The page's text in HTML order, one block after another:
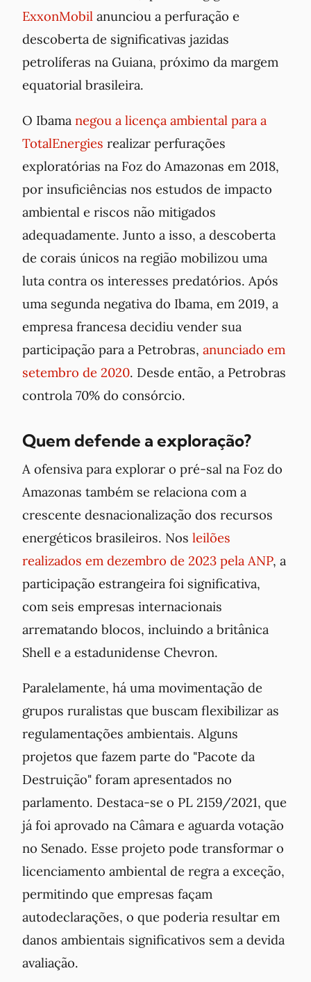
ExxonMobil anunciou a perfuração e
descoberta de significativas jazidas
petrolíferas na Guiana, próximo da margem
equatorial brasileira.
O Ibama negou a licença ambiental para a
TotalEnergies realizar perfurações
exploratórias na Foz do Amazonas em 2018,
por insuficiências nos estudos de impacto
ambiental e riscos não mitigados
adequadamente. Junto a isso, a descoberta
de corais únicos na região mobilizou uma
luta contra os interesses predatórios. Após
uma segunda negativa do Ibama, em 2019, a
empresa francesa decidiu vender sua
participação para a Petrobras, anunciado em
setembro de 2020. Desde então, a Petrobras
controla 70% do consórcio.
Quem defende a exploração?
A ofensiva para explorar o pré-sal na Foz do
Amazonas também se relaciona com a
crescente desnacionalização dos recursos
energéticos brasileiros. Nos leilões
realizados em dezembro de 2023 pela ANP, a
participação estrangeira foi significativa,
com seis empresas internacionais
arrematando blocos, incluindo a britânica
Shell e a estadunidense Chevron.
Paralelamente, há uma movimentação de
grupos ruralistas que buscam flexibilizar as
regulamentações ambientais. Alguns
projetos que fazem parte do "Pacote da
Destruição" foram apresentados no
parlamento. Destaca-se o PL 2159/2021, que
já foi aprovado na Câmara e aguarda votação
no Senado. Esse projeto pode transformar o
licenciamento ambiental de regra a exceção,
permitindo que empresas façam
autodeclarações, o que poderia resultar em
danos ambientais significativos sem a devida
avaliação.